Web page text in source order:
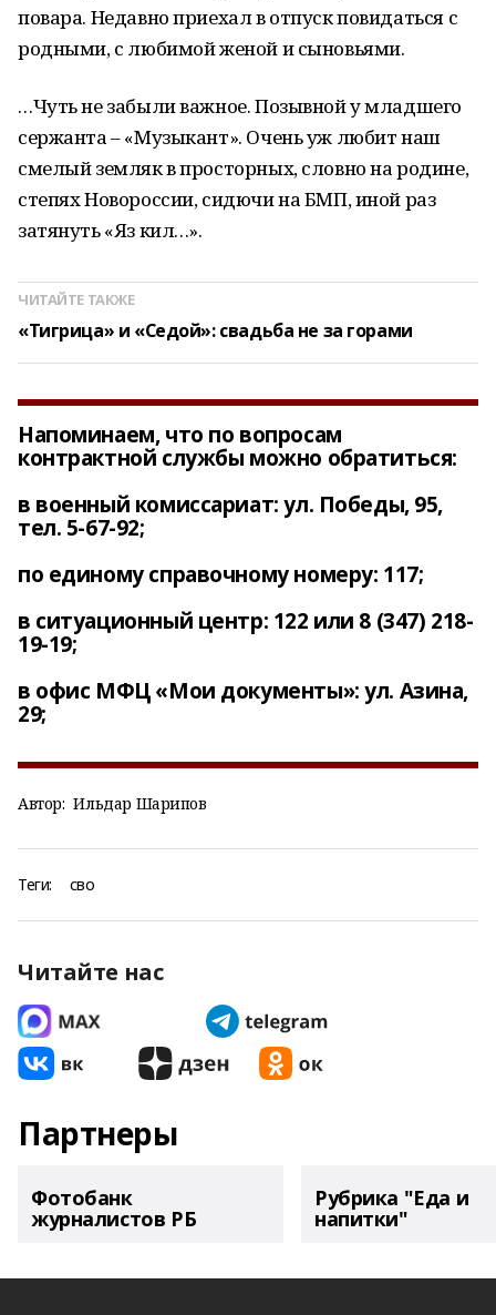
повара. Недавно приехал в отпуск повидаться с
родными, с любимой женой и сыновьями.
…Чуть не забыли важное. Позывной у младшего
сержанта – «Музыкант». Очень уж любит наш
смелый земляк в просторных, словно на родине,
степях Новороссии, сидючи на БМП, иной раз
затянуть «Яз килә…».
ЧИТАЙТЕ ТАКЖЕ
«Тигрица» и «Седой»: свадьба не за горами
Напоминаем, что по вопросам
контрактной службы можно обратиться:
в военный комиссариат: ул. Победы, 95,
тел. 5-67-92;
по единому справочному номеру: 117;
в ситуационный центр: 122 или 8 (347) 218-
19-19;
в офис МФЦ «Мои документы»: ул. Азина,
29;
Автор: Ильдар Шарипов
Теги: сво
Читайте нас
Партнеры
Фотобанк
журналистов РБ
Рубрика "Еда и
напитки"